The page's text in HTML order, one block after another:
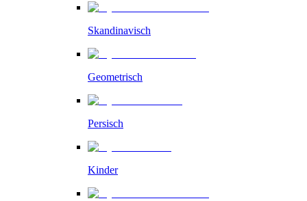
Skandinavisch
Geometrisch
Persisch
Kinder